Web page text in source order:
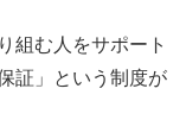
組む人をサポート
証」という制度が